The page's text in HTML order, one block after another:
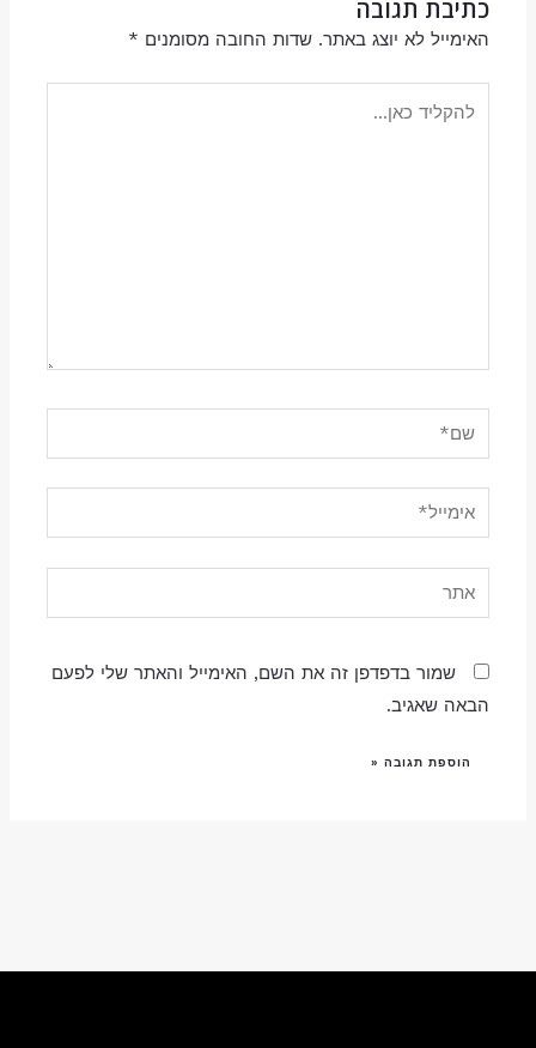
כתיבת תגובה
האימייל לא יוצג באתר. שדות החובה מסומנים *
שמור בדפדפן זה את השם, האימייל והאתר שלי לפעם
הבאה שאגיב.